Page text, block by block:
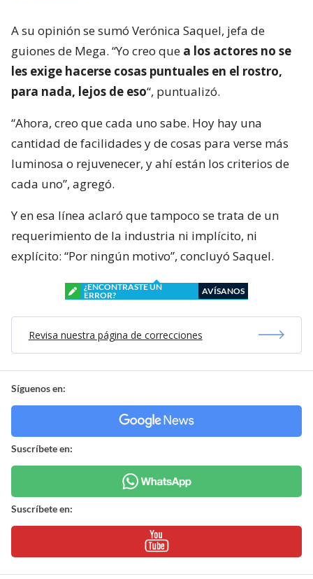
A su opinión se sumó Verónica Saquel, jefa de
guiones de Mega. “Yo creo que a los actores no se
les exige hacerse cosas puntuales en el rostro,
para nada, lejos de eso“, puntualizó.
“Ahora, creo que cada uno sabe. Hoy hay una
cantidad de facilidades y de cosas para verse más
luminosa o rejuvenecer, y ahí están los criterios de
cada uno”, agregó.
Y en esa línea aclaró que tampoco se trata de un
requerimiento de la industria ni implícito, ni
explícito: “Por ningún motivo”, concluyó Saquel.
¿ENCONTRASTE UN
ERROR?
AVÍSANOS
Revisa nuestra página de correcciones
Síguenos en:
Suscríbete en:
Suscríbete en: